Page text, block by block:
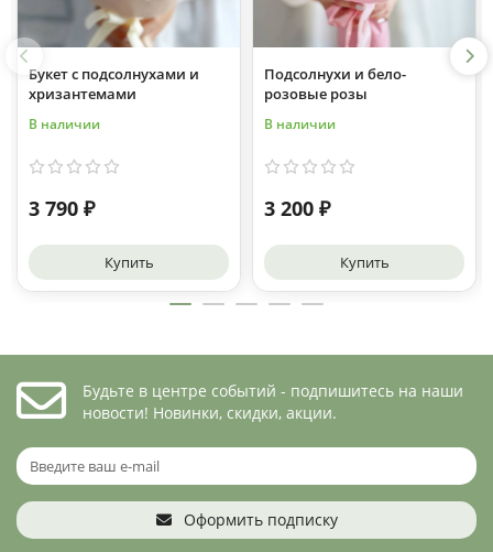
Букет с подсолнухами и
хризантемами
В наличии
3 790 ₽
Купить
Подсолнухи и бело-
розовые розы
В наличии
3 200 ₽
Купить
Будьте в центре событий - подпишитесь на наши
новости! Новинки, скидки, акции.
Оформить подписку